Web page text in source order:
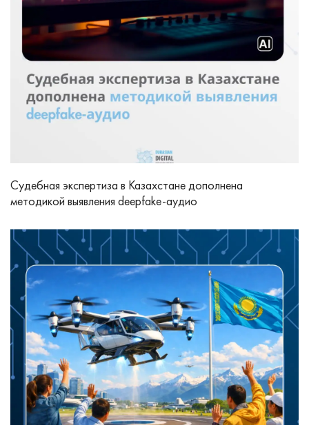
Судебная экспертиза в Казахстане дополнена
методикой выявления deepfake‑аудио